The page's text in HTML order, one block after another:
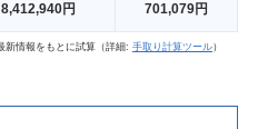
8,412,940円 701,079円
新情報をもとに試算（詳細: 手取り計算ツール）